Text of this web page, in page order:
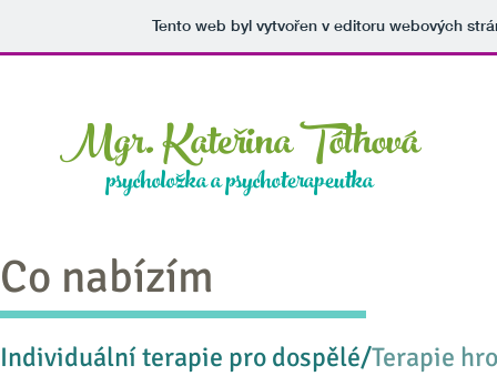
Tento web byl vytvořen v editoru webových
Mgr. Kateřina Tóthová
psycholožka a psychoterapeutka
Co nabízím
Individuální terapie pro dospělé/Terapie